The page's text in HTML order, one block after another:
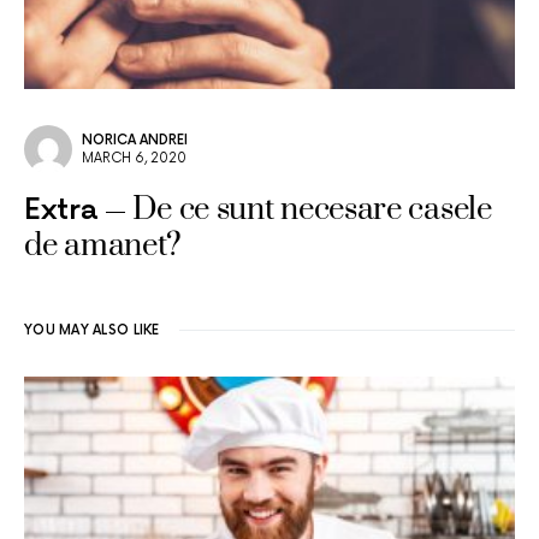
NORICA ANDREI
MARCH 6, 2020
Extra
De ce sunt necesare casele
de amanet?
YOU MAY ALSO LIKE